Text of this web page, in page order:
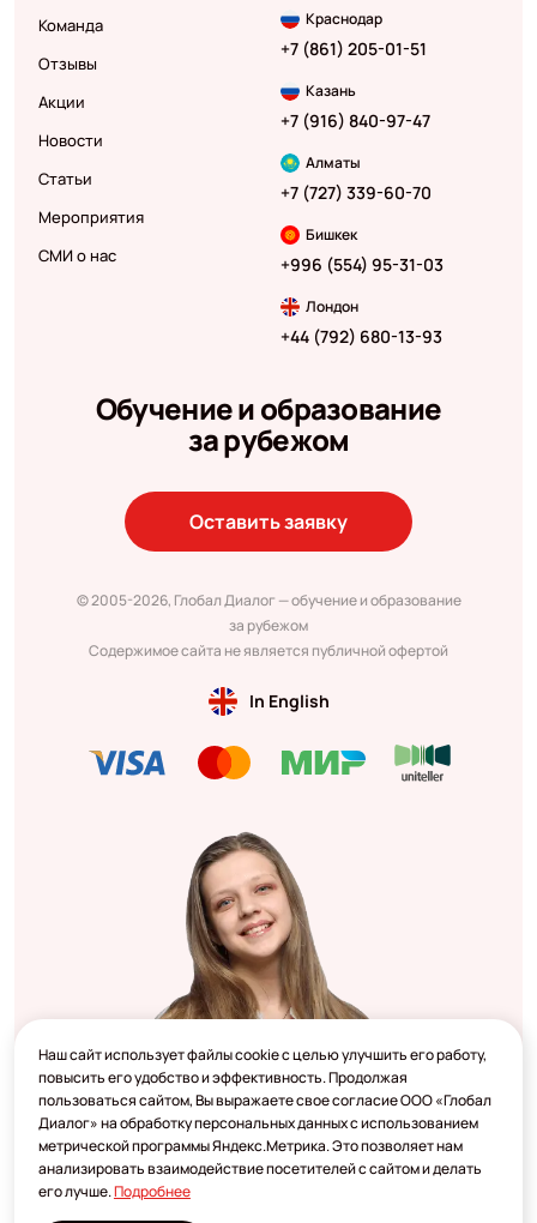
Команда
Отзывы
Акции
Новости
Статьи
Мероприятия
СМИ о нас
Краснодар
+7 (861) 205-01-51
Казань
+7 (916) 840-97-47
Алматы
+7 (727) 339-60-70
Бишкек
+996 (554) 95-31-03
Лондон
+44 (792) 680-13-93
Обучение и образование
за рубежом
Оставить заявку
© 2005-2026, Глобал Диалог — обучение и образование
за рубежом
Содержимое сайта не является публичной офертой
In English
Наш сайт использует файлы cookie с целью улучшить его работу,
повысить его удобство и эффективность. Продолжая
пользоваться сайтом, Вы выражаете свое согласие ООО «Глобал
Диалог» на обработку персональных данных с использованием
метрической программы Яндекс.Метрика. Это позволяет нам
анализировать взаимодействие посетителей с сайтом и делать
его лучше.Подробнее